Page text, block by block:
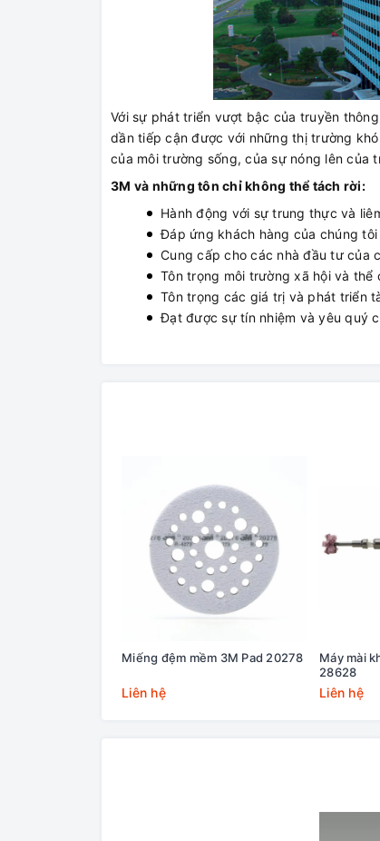
Với sự phát triển vượt bậc của truyền
dần tiếp cận được với những thị trường
của môi trường sống, của sự nóng lên
3M và những tôn chỉ không thể tách rời:
Hành động với sự trung thực và
Đáp ứng khách hàng của chúng
Cung cấp cho các nhà đầu tư của
Tôn trọng môi trường xã hội và
Tôn trọng các giá trị và phát triển
Đạt được sự tín nhiệm và yêu quý
Miếng đệm mềm 3M Pad 20278
Liên hệ
Máy mài
28628
Liên hệ